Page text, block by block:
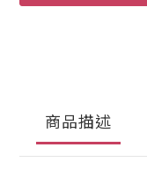
商品描述